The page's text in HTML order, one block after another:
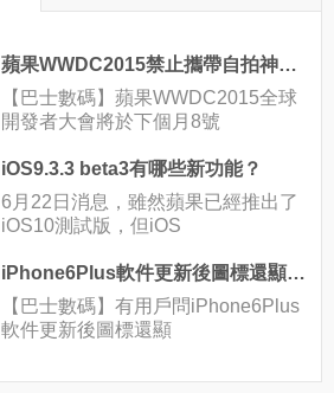
蘋果WWDC2015禁止攜帶自拍神器？
【巴士數碼】蘋果WWDC2015全球
開發者大會將於下個月8號
iOS9.3.3 beta3有哪些新功能？
6月22日消息，雖然蘋果已經推出了
iOS10測試版，但iOS
iPhone6Plus軟件更新後圖標還顯示未更新？
【巴士數碼】有用戶問iPhone6Plus
軟件更新後圖標還顯